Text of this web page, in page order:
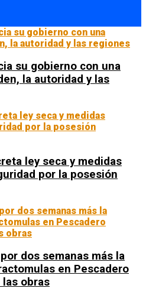
su gobierno con una
la autoridad y las
ley seca y medidas
por la posesión
dos semanas más la
en Pescadero
las obras